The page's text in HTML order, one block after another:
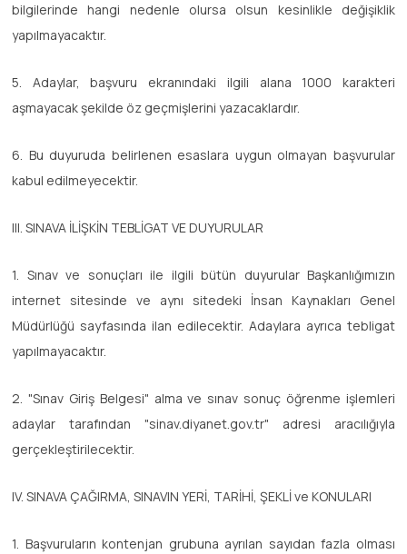
bilgilerinde hangi nedenle olursa olsun kesinlikle değişiklik
yapılmayacaktır.
5. Adaylar, başvuru ekranındaki ilgili alana 1000 karakteri
aşmayacak şekilde öz geçmişlerini yazacaklardır.
6. Bu duyuruda belirlenen esaslara uygun olmayan başvurular
kabul edilmeyecektir.
III. SINAVA İLİŞKİN TEBLİGAT VE DUYURULAR
1. Sınav ve sonuçları ile ilgili bütün duyurular Başkanlığımızın
internet sitesinde ve aynı sitedeki İnsan Kaynakları Genel
Müdürlüğü sayfasında ilan edilecektir. Adaylara ayrıca tebligat
yapılmayacaktır.
2. "Sınav Giriş Belgesi" alma ve sınav sonuç öğrenme işlemleri
adaylar tarafından "sinav.diyanet.gov.tr" adresi aracılığıyla
gerçekleştirilecektir.
IV. SINAVA ÇAĞIRMA, SINAVIN YERİ, TARİHİ, ŞEKLİ ve KONULARI
1. Başvuruların kontenjan grubuna ayrılan sayıdan fazla olması